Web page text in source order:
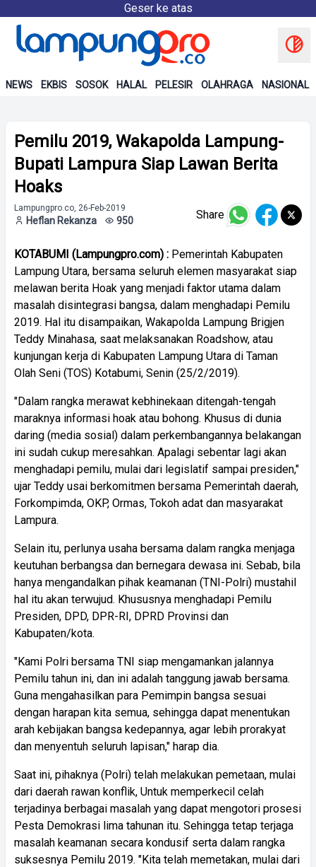
Geser ke atas
NEWS EKBIS SOSOK HALAL PELESIR OLAHRAGA NASIONAL
Pemilu 2019, Wakapolda Lampung-
Bupati Lampura Siap Lawan Berita
Hoaks
Lampungpro.co, 26-Feb-2019
Heflan Rekanza 950 Share
KOTABUMI (Lampungpro.com) : Pemerintah Kabupaten
Lampung Utara, bersama seluruh elemen masyarakat siap
melawan berita Hoak yang menjadi faktor utama dalam
masalah disintegrasi bangsa, dalam menghadapi Pemilu
2019. Hal itu disampaikan, Wakapolda Lampung Brigjen
Teddy Minahasa, saat melaksanakan Roadshow, atau
kunjungan kerja di Kabupaten Lampung Utara di Taman
Olah Seni (TOS) Kotabumi, Senin (25/2/2019).
"Dalam rangka merawat kebhinekaan ditengah-tengah
maraknya informasi hoak atau bohong. Khusus di dunia
daring (media sosial) dalam perkembangannya belakangan
ini sudah cukup meresahkan. Apalagi sebentar lagi akan
menghadapi pemilu, mulai dari legislatif sampai presiden,"
ujar Teddy usai berkomitmen bersama Pemerintah daerah,
Forkompimda, OKP, Ormas, Tokoh adat dan masyarakat
Lampura.
Selain itu, perlunya usaha bersama dalam rangka menjaga
keutuhan berbangsa dan bernegara dewasa ini. Sebab, bila
hanya mengandalkan pihak keamanan (TNI-Polri) mustahil
hal itu akan terwujud. Khususnya menghadapi Pemilu
Presiden, DPD, DPR-RI, DPRD Provinsi dan
Kabupaten/kota.
"Kami Polri bersama TNI siap mengamankan jalannya
Pemilu tahun ini, dan ini adalah tanggung jawab bersama.
Guna mengahasilkan para Pemimpin bangsa sesuai
dengan harapan kita semua, sehingga dapat menentukan
arah kebijakan bangsa kedepannya, agar lebih prorakyat
dan menyentuh seluruh lapisan," harap dia.
Saat ini, pihaknya (Polri) telah melakukan pemetaan, mulai
dari daerah rawan konflik, Untuk memperkecil celah
terjadinya berbagai masalah yang dapat mengotori prosesi
Pesta Demokrasi lima tahunan itu. Sehingga tetap terjaga
masalah keamanan secara kondusif serta dalam rangka
suksesnya Pemilu 2019. "Kita telah memetakan, mulai dari